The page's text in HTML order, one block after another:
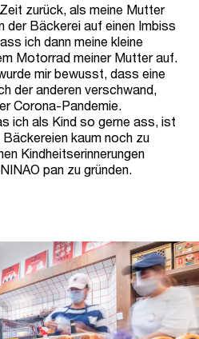
zurück, als meine Mutter
der Bäckerei auf einen Imbiss
ich dann meine kleine
Motorrad meiner Mutter auf.
mir bewusst, dass eine
der anderen verschwand,
Corona-Pandemie.
ich als Kind so gerne ass, ist
kaum noch zu
Kindheitserinnerungen
pan zu gründen.